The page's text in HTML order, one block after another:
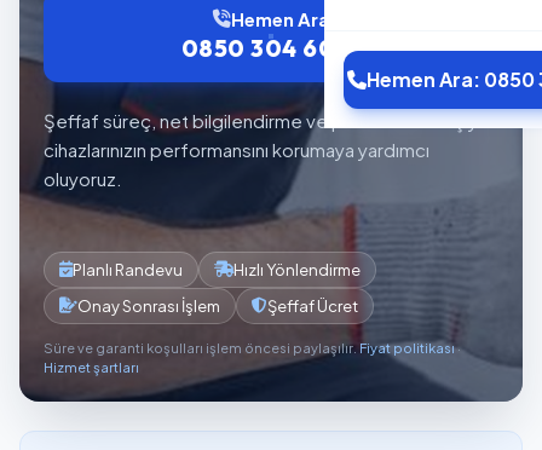
Hemen Ara: 0850
Şeffaf süreç, net bilgilendirme ve planlı servis akışıyla
cihazlarınızın performansını korumaya yardımcı
oluyoruz.
Hemen Ara
0850 304 6012
Planlı Randevu
Hızlı Yönlendirme
Onay Sonrası İşlem
Şeffaf Ücret
Süre ve garanti koşulları işlem öncesi paylaşılır.Fiyat politikası·
Hizmet şartları